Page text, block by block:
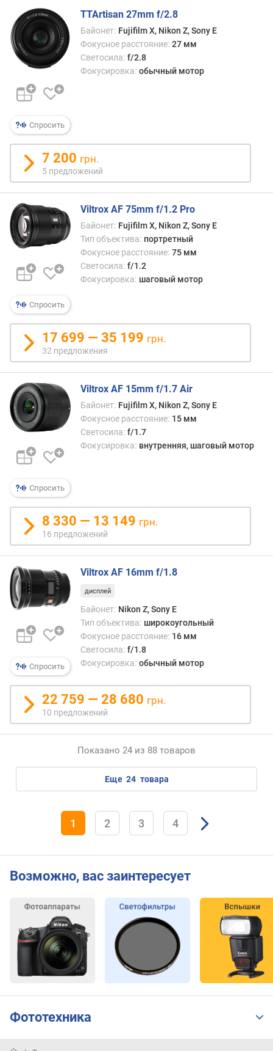
н
и
е
р
а
з
м
р
м
а
т
р
и
ы
Спросить
TTArtisan 27mm f/2.8
Байонет: Fujifilm X, Nikon Z, Sony E
Фокусное расстояние: 27 мм
Светосила: f/2.8
Фокусировка: обычный мотор
7 200 грн.
5 предложений
Спросить
Viltrox AF 75mm f/1.2 Pro
Байонет: Fujifilm X, Nikon Z, Sony E
Тип объектива: портретный
Фокусное расстояние: 75 мм
Светосила: f/1.2
Фокусировка: шаговый мотор
17 699 — 35 199 грн.
32 предложения
Спросить
Viltrox AF 15mm f/1.7 Air
Байонет: Fujifilm X, Nikon Z, Sony E
Фокусное расстояние: 15 мм
Светосила: f/1.7
Фокусировка: внутренняя, шаговый мотор
8 330 — 13 149 грн.
16 предложений
Спросить
Viltrox AF 16mm f/1.8
дисплей
Байонет: Nikon Z, Sony E
Тип объектива: широкоугольный
Фокусное расстояние: 16 мм
Светосила: f/1.8
Фокусировка: обычный мотор
22 759 — 28 680 грн.
10 предложений
Показано 24 из 88 товаров
еще 24 товара
1 2 3 4
Возможно, вас заинтересует
Фототехника